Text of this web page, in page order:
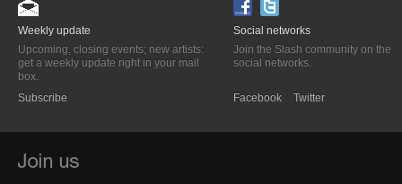
Weekly update
Upcoming, closing events; new artists:
get a weekly update right in your mail
box.
Subscribe
Social networks
Join the Slash community on the
social networks.
Facebook Twitter